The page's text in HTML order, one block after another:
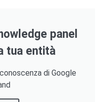
panel
tua entità
di Google